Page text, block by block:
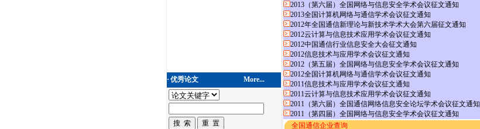
· 优秀论文 More...
2013（第六届）全国网络与信息安全学术会议征文通知
2013全国计算机网络与通信学术会议征文通知
2012年全国通信新理论与新技术学术大会第六届征文通知
2012云计算与信息技术应用学术会议征文通知
2012中国通信行业信息安全大会征文通知
2012信息技术与应用学术会议征文通知
2012（第五届）全国网络与信息安全学术会议征文通知
2012全国计算机网络与通信学术会议征文通知
2011信息技术与应用学术会议征文通知
2011云计算与信息技术应用学术会议征文通知
2011（第六届）全国通信网络信息安全论坛学术会议征文通知
2011（第四届）全国网络与信息安全学术会议征文通知
全国通信企业查询